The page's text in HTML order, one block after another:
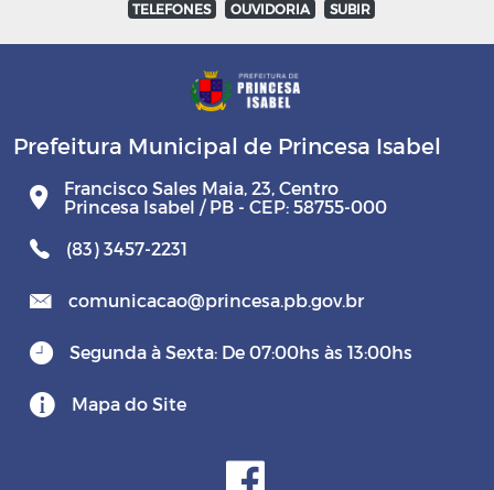
TELEFONES OUVIDORIA SUBIR
Prefeitura Municipal de Princesa Isabel
Francisco Sales Maia, 23, Centro
Princesa Isabel / PB - CEP: 58755-000
(83) 3457-2231
comunicacao@princesa.pb.gov.br
Segunda à Sexta: De 07:00hs às 13:00hs
Mapa do Site